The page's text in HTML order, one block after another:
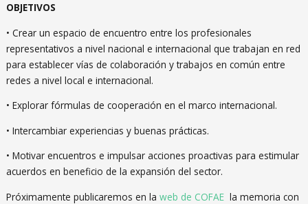
OBJETIVOS
• Crear un espacio de encuentro entre los profesionales
representativos a nivel nacional e internacional que trabajan en red
para establecer vías de colaboración y trabajos en común entre
redes a nivel local e internacional.
• Explorar fórmulas de cooperación en el marco internacional.
• Intercambiar experiencias y buenas prácticas.
• Motivar encuentros e impulsar acciones proactivas para estimular
acuerdos en beneficio de la expansión del sector.
Próximamente publicaremos en la web de COFAE la memoria con